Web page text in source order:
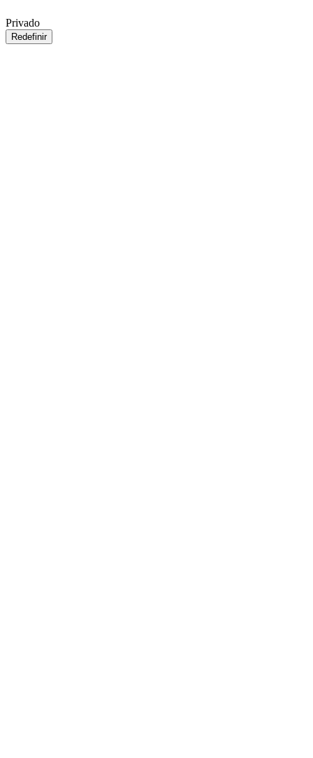
Privado
Redefinir